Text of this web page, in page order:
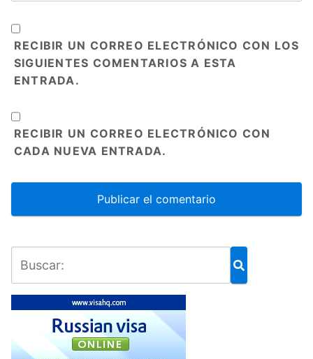
RECIBIR UN CORREO ELECTRÓNICO CON LOS
SIGUIENTES COMENTARIOS A ESTA
ENTRADA.
RECIBIR UN CORREO ELECTRÓNICO CON
CADA NUEVA ENTRADA.